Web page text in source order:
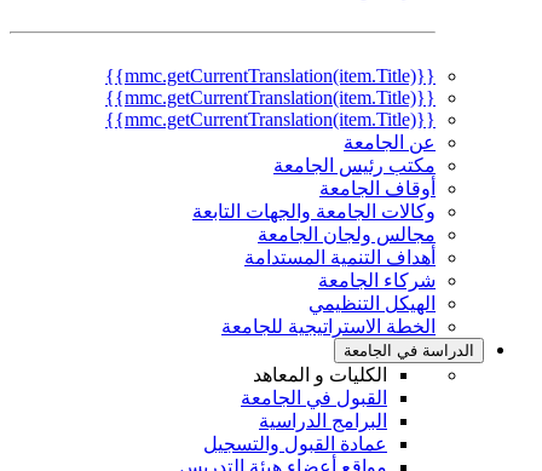
{{mmc.getCurrentTranslation(item.Title)}}
{{mmc.getCurrentTranslation(item.Title)}}
{{mmc.getCurrentTranslation(item.Title)}}
عن الجامعة
مكتب رئيس الجامعة
أوقاف الجامعة
وكالات الجامعة والجهات التابعة
مجالس ولجان الجامعة
أهداف التنمية المستدامة
شركاء الجامعة
الهيكل التنظيمي
الخطة الاستراتيجية للجامعة
الدراسة في الجامعة
الكليات و المعاهد
القبول في الجامعة
البرامج الدراسية
عمادة القبول والتسجيل
مواقع أعضاء هيئة التدريس